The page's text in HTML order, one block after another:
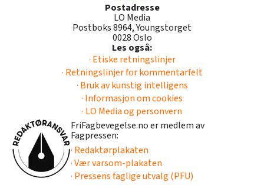
Postadresse
LO Media
Postboks 8964, Youngstorget
0028 Oslo
Les også:
· Etiske retningslinjer
· Retningslinjer for kommentarfelt
· Bruk av kunstig intelligens
· Informasjon om cookies
· LO Media og personvern
FriFagbevegelse.no er medlem av
Fagpressen:
· Redaktørplakaten
· Vær varsom-plakaten
· Pressens faglige utvalg (PFU)